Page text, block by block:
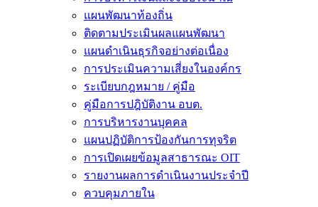
แผนพัฒนาท้องถิ่น
ติดตามประเมินผลแผนพัฒนา
แผนดำเนินธุรกิจอย่างต่อเนื่อง
การประเมินความเสี่ยงในองค์กร
ระเบียบกฎหมาย / คู่มือ
คู่มือการปฎิบัติงาน อบต.
การบริหารงานบุคคล
แผนปฏิบัติการป้องกันการทุจริต
การเปิดเผยข้อมูลสาธารณะ OIT
รายงานผลการดำเนินงานประจำปี
ควบคุมภายใน